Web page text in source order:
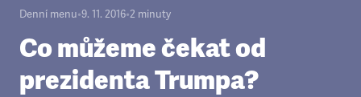
Denní menu•9. 11. 2016•2 minuty
Co můžeme čekat od
prezidenta Trumpa?